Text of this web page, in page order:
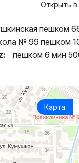
Открыть в
пешком
№ 99 пешком
пешком 6 мин
Карта